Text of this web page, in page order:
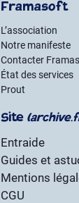
Framasoft
L’association
Notre manifeste
Contacter
État des services
Prout
Site
Entraide
Guides et
Mentions
CGU